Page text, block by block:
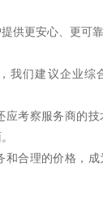
供更安心、更可靠
我们建议企业综
应考察服务商的
和合理的价格，